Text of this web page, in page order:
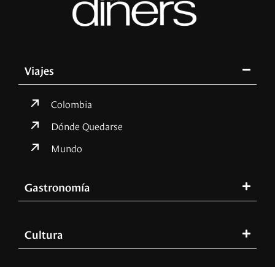
Viajes
Colombia
Dónde Quedarse
Mundo
Gastronomía
Cultura